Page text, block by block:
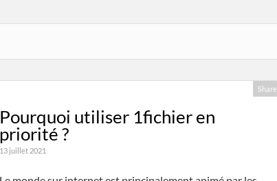
Share
Pourquoi utiliser 1fichier en
priorité ?
13 juillet 2021